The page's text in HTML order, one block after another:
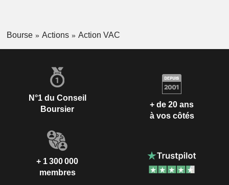
Bourse Actions Action VAC
N°1 du Conseil
Boursier
+ de 20 ans
à vos côtés
+ 1 300 000
membres